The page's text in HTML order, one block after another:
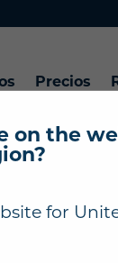
on the
for
Precios